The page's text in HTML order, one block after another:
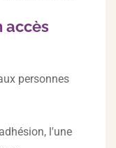
accès
personnes
l'une